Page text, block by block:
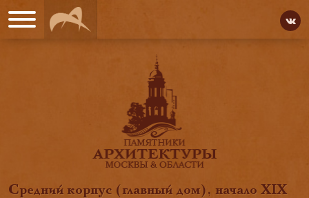
Средний корпус (главный дом), начало XIX